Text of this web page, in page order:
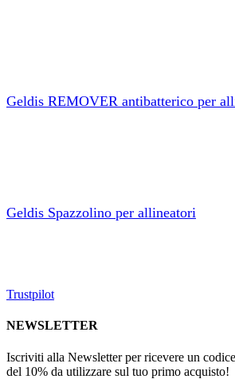
Geldis REMOVER antibatterico per
Geldis Spazzolino per allineatori
Trustpilot
NEWSLETTER
Iscriviti alla Newsletter per ricevere un
del 10% da utilizzare sul tuo primo acquisto!